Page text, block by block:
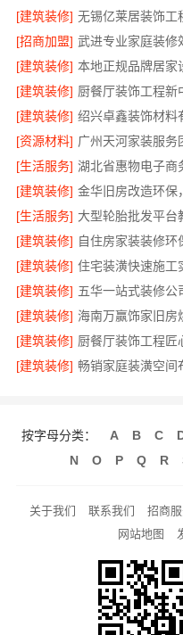
[建筑装修] 无锡亿莱居装饰工
[招商加盟] 武进专业家庭装修
[建筑装修] 本地正规品牌居家
[建筑装修]
[建筑装修] 绍兴卓鑫装饰材料
[资源材料] 广州天河家装服务
[生活服务] 湖北省惠物电子商
[建筑装修]
[生活服务]
[建筑装修]
[建筑装修] 住宅装潢快速施工
[建筑装修]
[建筑装修] 海南万赢饰家旧房
[建筑装修] 厨餐厅装饰工程匠
[建筑装修]
按字母分类： A B C
N
O P Q R
关于我们 联系我们 招商
网站地图